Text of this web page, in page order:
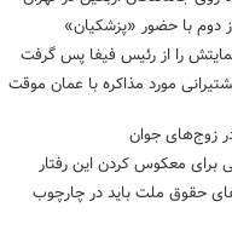
را از رئیس فیفا پس گرفت
مورد مذاکره با عمان موقت
زوج‌های جوان
حقوق ملت باید در چارچوب